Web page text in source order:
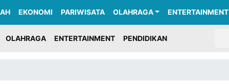
EKONOMI PARIWISATA OLAHRAGA ENTERTAINMENT
OLAHRAGA ENTERTAINMENT PENDIDIKAN